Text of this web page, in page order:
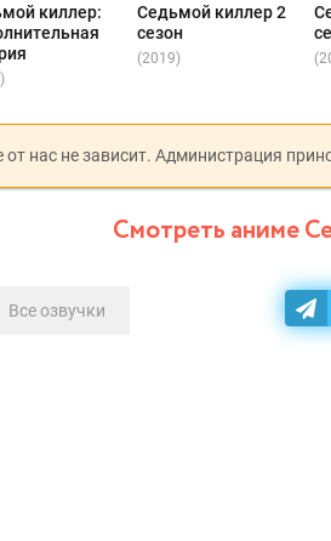
киллер:
Седьмой киллер 2
сезон
(2019)
нас не зависит. Администрация
Смотреть аниме
Все озвучки